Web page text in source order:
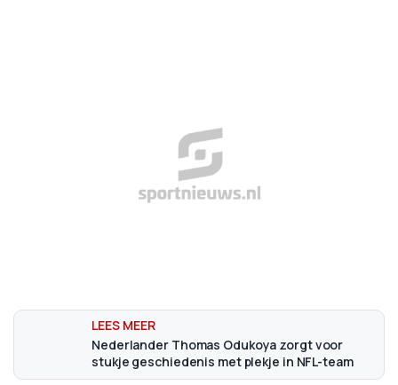
Nederlander Thomas Odukoya zorgt voor
stukje geschiedenis met plekje in NFL-team